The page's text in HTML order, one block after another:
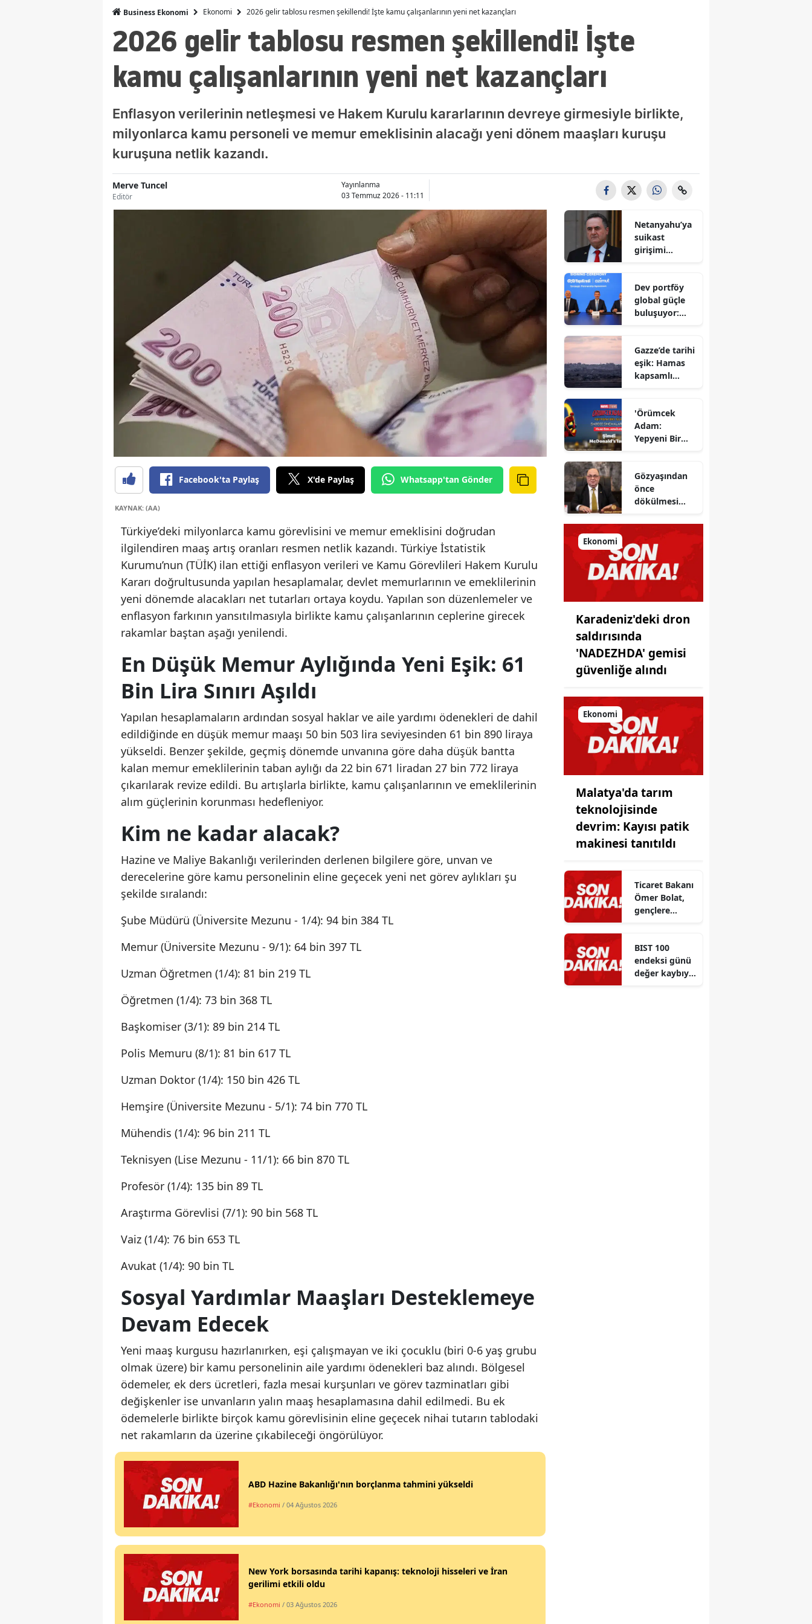
Business Ekonomi Ekonomi 2026 gelir tablosu resmen şekillendi! İşte kamu çalışanlarının yeni net kazançları
2026 gelir tablosu resmen şekillendi! İşte
kamu çalışanlarının yeni net kazançları
Enflasyon verilerinin netleşmesi ve Hakem Kurulu kararlarının devreye girmesiyle birlikte,
milyonlarca kamu personeli ve memur emeklisinin alacağı yeni dönem maaşları kuruşu
kuruşuna netlik kazandı.
Merve Tuncel
Editör
Yayınlanma
03 Temmuz 2026 - 11:11
Facebook'ta Paylaş X'de Paylaş Whatsapp'tan Gönder
KAYNAK: (AA)
Türkiye’deki milyonlarca kamu görevlisini ve memur emeklisini doğrudan
ilgilendiren maaş artış oranları resmen netlik kazandı. Türkiye İstatistik
Kurumu’nun (TÜİK) ilan ettiği enflasyon verileri ve Kamu Görevlileri Hakem Kurulu
Kararı doğrultusunda yapılan hesaplamalar, devlet memurlarının ve emeklilerinin
yeni dönemde alacakları net tutarları ortaya koydu. Yapılan son düzenlemeler ve
enflasyon farkının yansıtılmasıyla birlikte kamu çalışanlarının ceplerine girecek
rakamlar baştan aşağı yenilendi.
En Düşük Memur Aylığında Yeni Eşik: 61
Bin Lira Sınırı Aşıldı
Yapılan hesaplamaların ardından sosyal haklar ve aile yardımı ödenekleri de dahil
edildiğinde en düşük memur maaşı 50 bin 503 lira seviyesinden 61 bin 890 liraya
yükseldi. Benzer şekilde, geçmiş dönemde unvanına göre daha düşük bantta
kalan memur emeklilerinin taban aylığı da 22 bin 671 liradan 27 bin 772 liraya
çıkarılarak revize edildi. Bu artışlarla birlikte, kamu çalışanlarının ve emeklilerinin
alım güçlerinin korunması hedefleniyor.
Kim ne kadar alacak?
Hazine ve Maliye Bakanlığı verilerinden derlenen bilgilere göre, unvan ve
derecelerine göre kamu personelinin eline geçecek yeni net görev aylıkları şu
şekilde sıralandı:
Şube Müdürü (Üniversite Mezunu - 1/4): 94 bin 384 TL
Memur (Üniversite Mezunu - 9/1): 64 bin 397 TL
Uzman Öğretmen (1/4): 81 bin 219 TL
Öğretmen (1/4): 73 bin 368 TL
Başkomiser (3/1): 89 bin 214 TL
Polis Memuru (8/1): 81 bin 617 TL
Uzman Doktor (1/4): 150 bin 426 TL
Hemşire (Üniversite Mezunu - 5/1): 74 bin 770 TL
Mühendis (1/4): 96 bin 211 TL
Teknisyen (Lise Mezunu - 11/1): 66 bin 870 TL
Profesör (1/4): 135 bin 89 TL
Araştırma Görevlisi (7/1): 90 bin 568 TL
Vaiz (1/4): 76 bin 653 TL
Avukat (1/4): 90 bin TL
Sosyal Yardımlar Maaşları Desteklemeye
Devam Edecek
Yeni maaş kurgusu hazırlanırken, eşi çalışmayan ve iki çocuklu (biri 0-6 yaş grubu
olmak üzere) bir kamu personelinin aile yardımı ödenekleri baz alındı. Bölgesel
ödemeler, ek ders ücretleri, fazla mesai kurşunları ve görev tazminatları gibi
değişkenler ise unvanların yalın maaş hesaplamasına dahil edilmedi. Bu ek
ödemelerle birlikte birçok kamu görevlisinin eline geçecek nihai tutarın tablodaki
net rakamların da üzerine çıkabileceği öngörülüyor.
ABD Hazine Bakanlığı'nın borçlanma tahmini yükseldi
#Ekonomi / 04 Ağustos 2026
New York borsasında tarihi kapanış: teknoloji hisseleri ve İran
gerilimi etkili oldu
#Ekonomi / 03 Ağustos 2026
Netanyahu’ya
suikast
girişimi
Bakanı
gizlenen
detayları
Dev portföy
global güçle
buluşuyor:
sıkıştı
Gazze’de tarihi
eşik: Hamas
kapsamlı
onayladı
'Örümcek
Adam:
Yepyeni Bir
şimdi
McDonald’s
Türkiye’de
Gözyaşından
önce
dökülmesi
Tarihin
milletlerin
önüne
koyduğu
ayna!
Ekonomi
Karadeniz'deki dron
saldırısında
'NADEZHDA' gemisi
güvenliğe alındı
Ekonomi
Malatya'da tarım
teknolojisinde
devrim: Kayısı patik
makinesi tanıtıldı
Ticaret Bakanı
Ömer Bolat,
gençlere
tercihlerinde
önemli
tavsiyeler
BIST 100
endeksi günü
değer kaybıyla